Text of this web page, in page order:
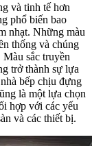
và tinh tế hơn
phổ biến bao
nhạt. Những màu
thống và chúng
sắc truyền
trở thành sự lựa
bếp chịu đựng
là một lựa chọn
hợp với các yếu
và các thiết bị.